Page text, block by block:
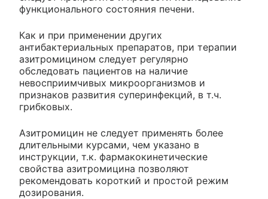
функционального состояния печени.
Как и при применении других
антибактериальных препаратов, при терапии
азитромицином следует регулярно
обследовать пациентов на наличие
невосприимчивых микроорганизмов и
признаков развития суперинфекций, в т.ч.
грибковых.
Азитромицин не следует применять более
длительными курсами, чем указано в
инструкции, т.к. фармакокинетические
свойства азитромицина позволяют
рекомендовать короткий и простой режим
дозирования.